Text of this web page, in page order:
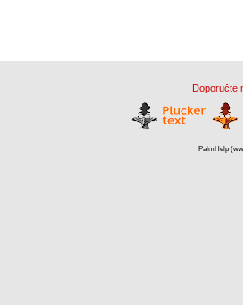
Doporučte
PalmHelp